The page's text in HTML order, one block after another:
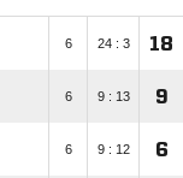
6 24 : 3 18
6 9 : 13 9
6 9 : 12 6